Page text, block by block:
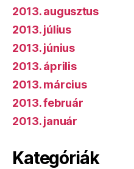
2013. augusztus
2013. július
2013. június
2013. április
2013. március
2013. február
2013. január
Kategóriák